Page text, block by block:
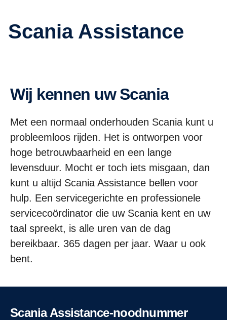
Scania Assistance
Wij kennen uw Scania
Met een normaal onderhouden Scania kunt u
probleemloos rijden. Het is ontworpen voor
hoge betrouwbaarheid en een lange
levensduur. Mocht er toch iets misgaan, dan
kunt u altijd Scania Assistance bellen voor
hulp. Een servicegerichte en professionele
servicecoördinator die uw Scania kent en uw
taal spreekt, is alle uren van de dag
bereikbaar. 365 dagen per jaar. Waar u ook
bent.
Scania Assistance-noodnummer